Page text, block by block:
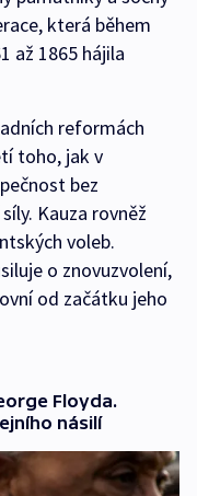
která během
až 1865 hájila
reformách
toho, jak v
bez
Kauza rovněž
voleb.
o znovuzvolení,
od začátku jeho
Floyda.
násilí